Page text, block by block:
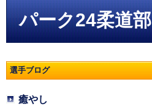
パーク24柔道部
選手ブログ
癒やし